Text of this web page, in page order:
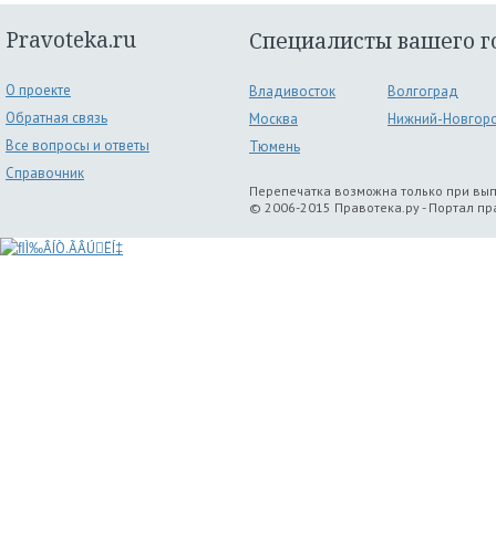
Pravoteka.ru
О проекте
Обратная связь
Все вопросы и ответы
Справочник
Специалисты вашего
Владивосток
Волгоград
Москва
Нижний-
Тюмень
Перепечатка возможна только при
© 2006-2015 Правотека.ру - Портал